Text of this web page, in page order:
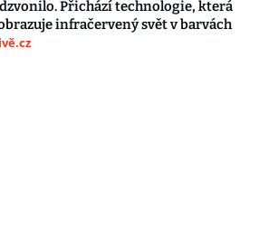
Přichází technologie, která
infračervený svět v barvách